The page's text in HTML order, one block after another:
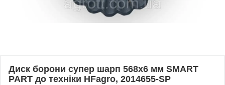
Диск борони супер шарп 568х6 мм SMART
PART до техніки HFagro, 2014655-SP